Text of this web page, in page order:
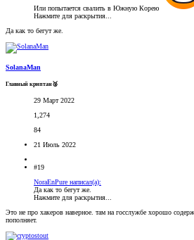
Или попытается свалить в Южную Корею
Нажмите для раскрытия...
Да как то бегут же.
SolanaMan
Главный криптан🥈
29 Март 2022
1,274
84
21 Июль 2022
#19
NoraEnPure написал(а):
Да как то бегут же.
Нажмите для раскрытия...
Это не про хакеров наверное. там на госслужбе хорошо
пополняет.